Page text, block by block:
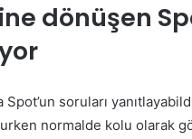
dönüşen
Spot’un soruları
normalde kolu olarak